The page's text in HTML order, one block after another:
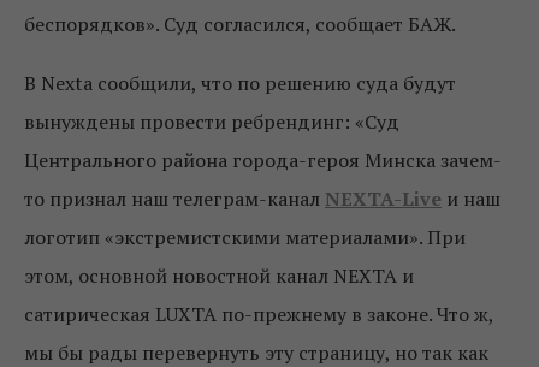
беспорядков». Суд согласился, сообщает БАЖ.
В Nexta сообщили, что по решению суда будут
вынуждены провести ребрендинг: «Суд
Центрального района города-героя Минска зачем-
то признал наш телеграм-канал NEXTA-Live и наш
логотип «экстремистскими материалами». При
этом, основной новостной канал NEXTA и
сатирическая LUXTA по-прежнему в законе. Что ж,
мы бы рады перевернуть эту страницу, но так как